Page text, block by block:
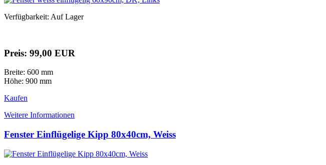
Verfügbarkeit: Auf Lager
Preis: 99,00 EUR
Breite: 600 mm
Höhe: 900 mm
Kaufen
Weitere Informationen
Fenster Einflügelige Kipp 80x40cm, Weiss